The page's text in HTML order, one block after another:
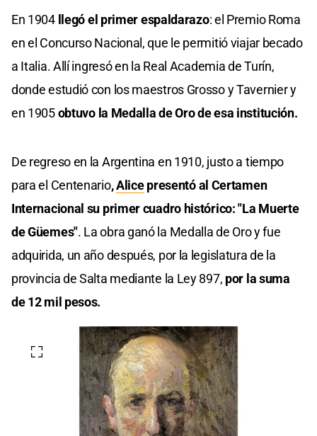
En 1904 llegó el primer espaldarazo: el Premio Roma
en el Concurso Nacional, que le permitió viajar becado
a Italia. Allí ingresó en la Real Academia de Turín,
donde estudió con los maestros Grosso y Tavernier y
en 1905obtuvo la Medalla de Oro de esa institución.
De regreso en la Argentina en 1910, justo a tiempo
para el Centenario,Alicepresentó al Certamen
Internacional su primer cuadro histórico: "La Muerte
de Güemes". La obra ganó la Medalla de Oro y fue
adquirida, un año después, por la legislatura de la
provincia de Salta mediante la Ley 897, por la suma
de 12 mil pesos.